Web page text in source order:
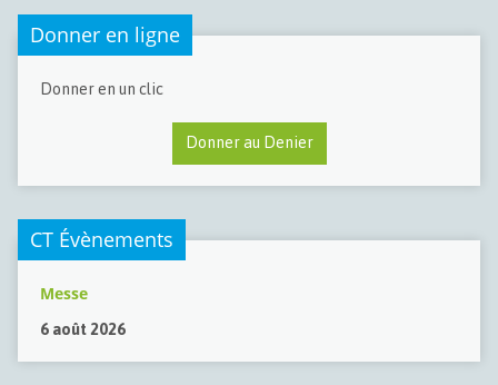
Donner en ligne
Donner en un clic
Donner au Denier
CT Évènements
Messe
6 août 2026